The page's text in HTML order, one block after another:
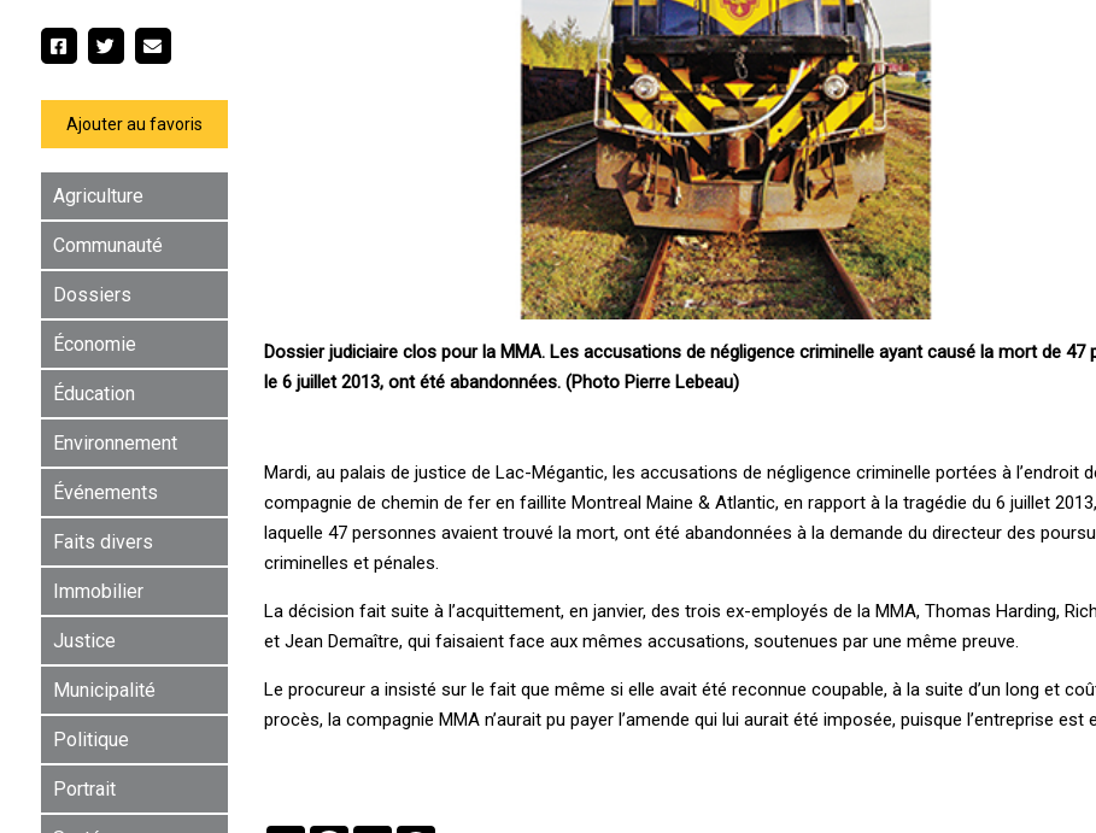
Ajouter au favoris
Agriculture
Communauté
Dossiers
Économie
Éducation
Environnement
Événements
Faits divers
Immobilier
Justice
Municipalité
Politique
Portrait
Dossier judiciaire clos pour la MMA. Les accusations de négligence criminelle ayant causé la mort de 47
le 6 juillet 2013, ont été abandonnées. (Photo Pierre Lebeau)
Mardi, au palais de justice de Lac-Mégantic, les accusations de négligence criminelle portées à l’endroit
compagnie de chemin de fer en faillite Montreal Maine & Atlantic, en rapport à la tragédie du 6 juillet
laquelle 47 personnes avaient trouvé la mort, ont été abandonnées à la demande du directeur des
criminelles et pénales.
La décision fait suite à l’acquittement, en janvier, des trois ex-employés de la MMA, Thomas Harding,
et Jean Demaître, qui faisaient face aux mêmes accusations, soutenues par une même preuve.
Le procureur a insisté sur le fait que même si elle avait été reconnue coupable, à la suite d’un long et
procès, la compagnie MMA n’aurait pu payer l’amende qui lui aurait été imposée, puisque l’entreprise est